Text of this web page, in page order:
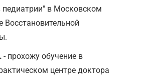
в Московском
Восстановительной
- прохожу обучение в
центре доктора